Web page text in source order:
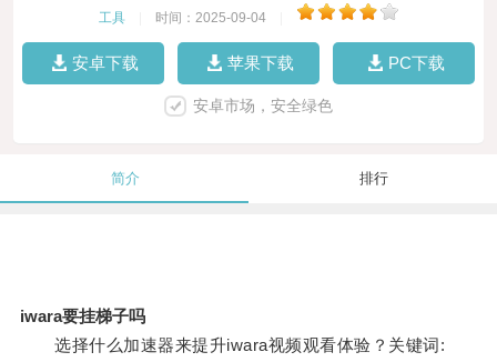
工具 时间：2025-09-04
安卓下载 苹果下载 PC下载
安卓市场，安全绿色
简介 排行
iwara要挂梯子吗
选择什么加速器来提升iwara视频观看体验？关键词: